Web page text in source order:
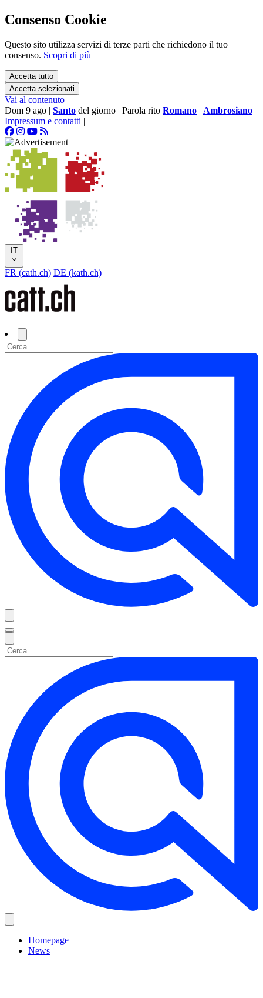
Consenso Cookie
Questo sito utilizza servizi di terze parti che richiedono il tuo
consenso. Scopri di più
Accetta tutto
Accetta selezionati
Vai al contenuto
Dom 9 ago | Santo del giorno | Parola rito Romano | Ambrosiano
Impressum e contatti |
IT
FR (cath.ch) DE (kath.ch)
Homepage
News